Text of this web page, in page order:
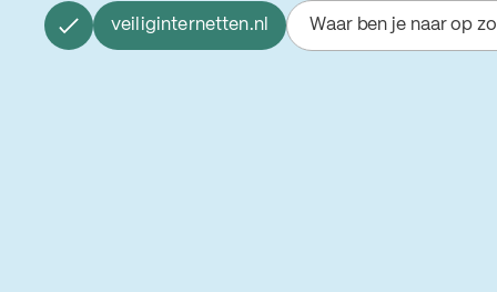
veiliginternetten.nl Waar ben je naar op